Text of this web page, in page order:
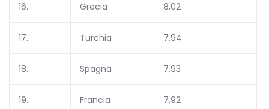
16. Grecia 8,02
17. Turchia 7,94
18. Spagna 7,93
19. Francia 7,92